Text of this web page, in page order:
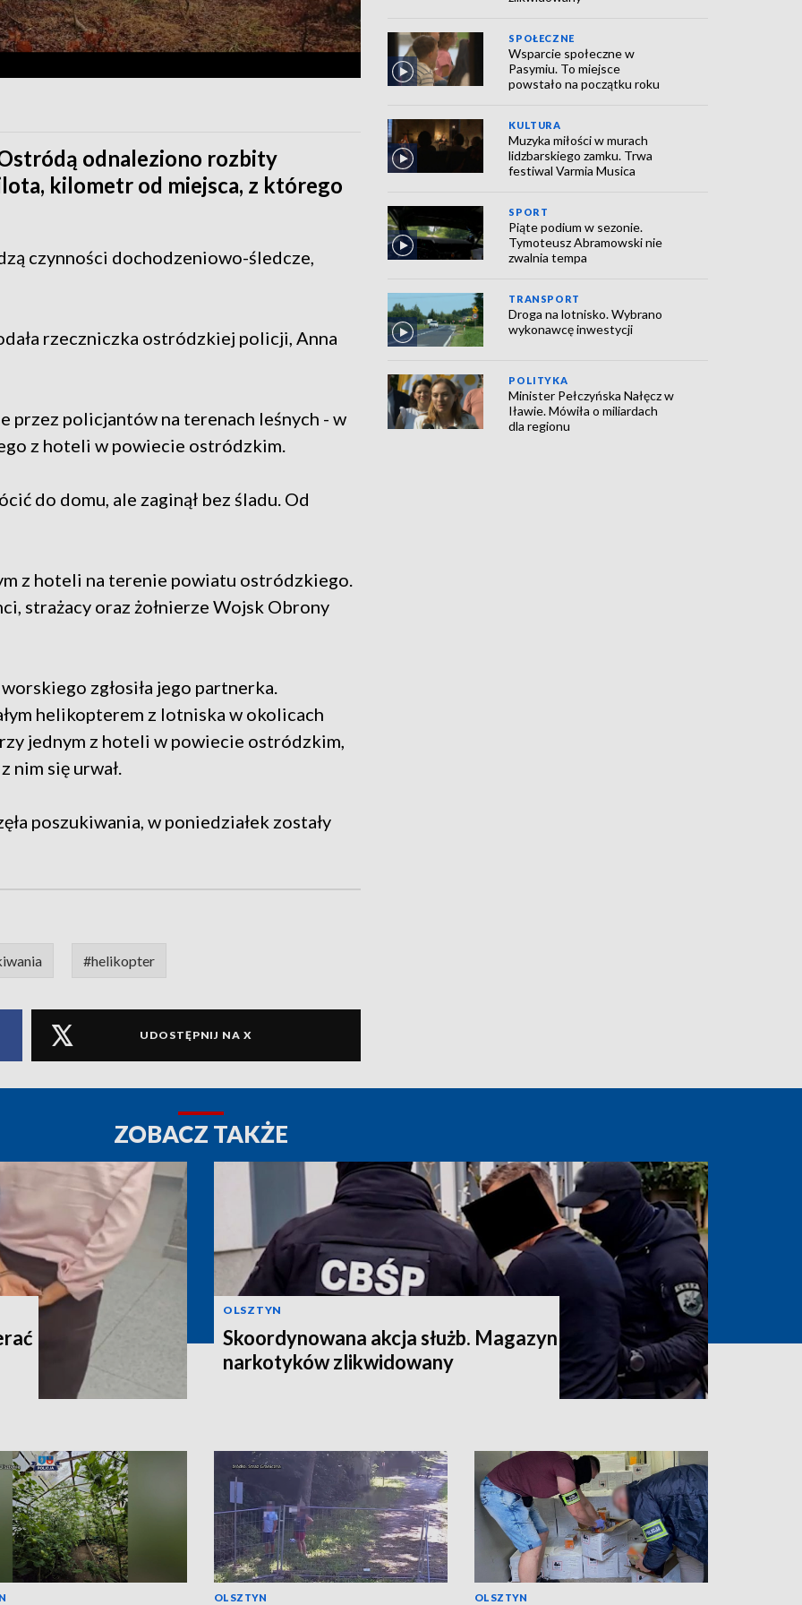
odnaleziono rozbity
kilometr od miejsca, z którego
czynności dochodzeniowo-śledcze,
rzeczniczka ostródzkiej policji, Anna
przez policjantów na terenach leśnych - w
z hoteli w powiecie ostródzkim.
do domu, ale zaginął bez śladu. Od
z hoteli na terenie powiatu ostródzkiego.
strażacy oraz żołnierze Wojsk Obrony
zgłosiła jego partnerka.
helikopterem z lotniska w okolicach
jednym z hoteli w powiecie ostródzkim,
nim się urwał.
poszukiwania, w poniedziałek zostały
#helikopter
UDOSTĘPNIJ NA X
SPOŁECZNE
Wsparcie społeczne w
Pasymiu. To miejsce
powstało na początku roku
KULTURA
Muzyka miłości w murach
lidzbarskiego zamku. Trwa
festiwal Varmia Musica
SPORT
Piąte podium w sezonie.
Tymoteusz Abramowski nie
zwalnia tempa
TRANSPORT
Droga na lotnisko. Wybrano
wykonawcę inwestycji
POLITYKA
Minister Pełczyńska Nałęcz w
Iławie. Mówiła o miliardach
dla regionu
ZOBACZ TAKŻE
OLSZTYN
Skoordynowana akcja służb. Magazyn
narkotyków zlikwidowany
OLSZTYN OLSZTYN